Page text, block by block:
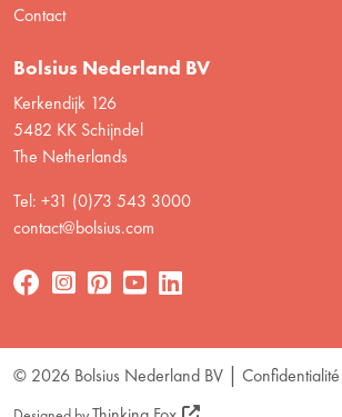
Contact
Bolsius Nederland BV
Kerkendijk 126
5482 KK Schijndel
The Netherlands
Tel: +31 (0)73 543 3000
contact@bolsius.com
© 2026 Bolsius Nederland BV Confidentialité